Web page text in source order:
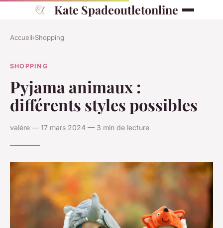
Kate Spadeoutletonline
Accueil›Shopping
SHOPPING
Pyjama animaux :
différents styles possibles
valère — 17 mars 2024 — 3 min de lecture